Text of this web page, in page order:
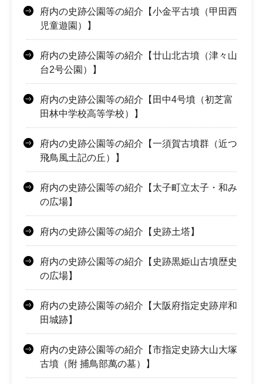
府内の史跡公園等の紹介【小金平古墳（甲田西
児童遊園）】
府内の史跡公園等の紹介【廿山北古墳（津々山
台2号公園）】
府内の史跡公園等の紹介【田中4号墳（初芝富
田林中学校高等学校）】
府内の史跡公園等の紹介【一須賀古墳群（近つ
飛鳥風土記の丘）】
府内の史跡公園等の紹介【太子町立太子・和み
の広場】
府内の史跡公園等の紹介【史跡土塔】
府内の史跡公園等の紹介【史跡黒姫山古墳歴史
の広場】
府内の史跡公園等の紹介【大阪府指定史跡岸和
田城跡】
府内の史跡公園等の紹介【市指定史跡大山大塚
古墳（附 捕鳥部萬の墓）】